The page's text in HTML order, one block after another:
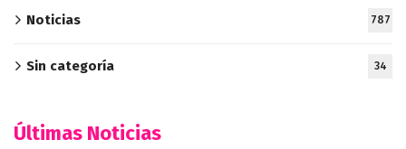
Noticias 787
Sin categoría 34
Últimas Noticias